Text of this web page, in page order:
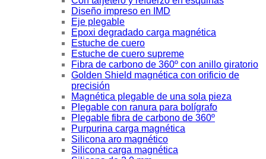
Diseño impreso en IMD
Eje plegable
Epoxi degradado carga magnética
Estuche de cuero
Estuche de cuero supreme
Fibra de carbono de 360º con anillo giratorio
Golden Shield magnética con orificio de
precisión
Magnética plegable de una sola pieza
Plegable con ranura para bolígrafo
Plegable fibra de carbono de 360º
Purpurina carga magnética
Silicona aro magnético
Silicona carga magnética